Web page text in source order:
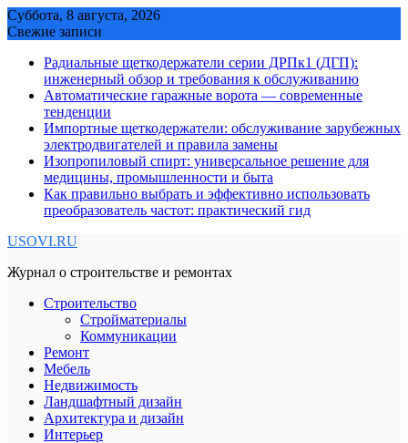
Skip
to
Суббота, 8 августа, 2026
Свежие записи
Радиальные щеткодержатели серии ДРПк1 (ДГП):
инженерный обзор и требования к обслуживанию
Автоматические гаражные ворота — современные
тенденции
Импортные щеткодержатели: обслуживание зарубежных
электродвигателей и правила замены
Изопропиловый спирт: универсальное решение для
медицины, промышленности и быта
Как правильно выбрать и эффективно использовать
преобразователь частот: практический гид
USOVI.RU
Журнал о строительстве и ремонтах
Строительство
Стройматериалы
Коммуникации
Ремонт
Мебель
Недвижимость
Ландшафтный дизайн
Архитектура и дизайн
Интерьер